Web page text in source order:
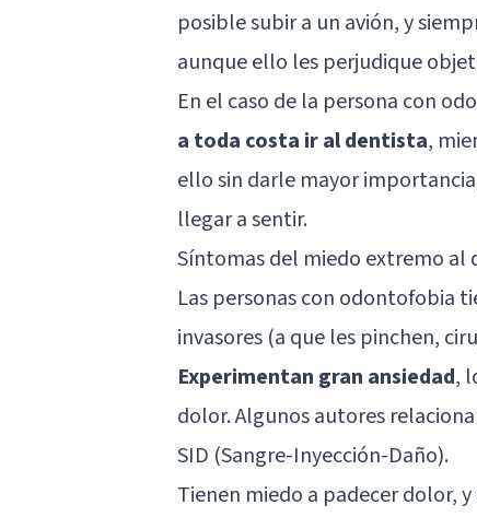
posible subir a un avión, y
aunque ello les perjudique
En el caso de la persona con
a toda costa ir al dentista,
ello sin darle mayor
llegar a sentir.
Síntomas del miedo extremo al
Las personas con odontofobia
invasores (a que les pinchen,
Experimentan gran ansiedad,
dolor. Algunos autores
SID (Sangre-Inyección-Daño).
Tienen miedo a padecer dolor,